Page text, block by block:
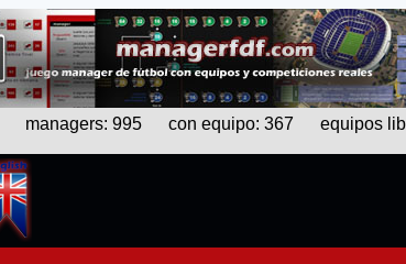
managers: 995 con equipo: 367 equipos